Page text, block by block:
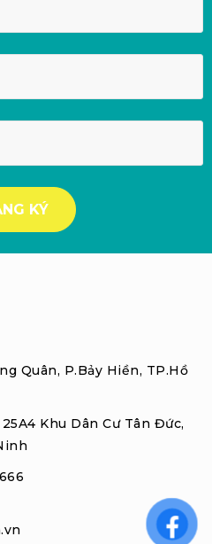
Quân, P.Bảy Hiền, TP.Hồ
Khu Dân Cư Tân Đức,